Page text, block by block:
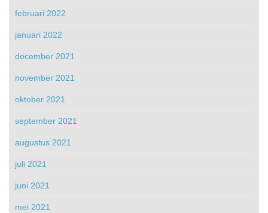
februari 2022
januari 2022
december 2021
november 2021
oktober 2021
september 2021
augustus 2021
juli 2021
juni 2021
mei 2021